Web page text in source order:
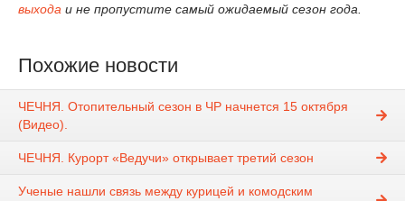
выхода и не пропустите самый ожидаемый сезон года.
Похожие новости
ЧЕЧНЯ. Отопительный сезон в ЧР начнется 15 октября
(Видео).
ЧЕЧНЯ. Курорт «Ведучи» открывает третий сезон
Ученые нашли связь между курицей и комодским